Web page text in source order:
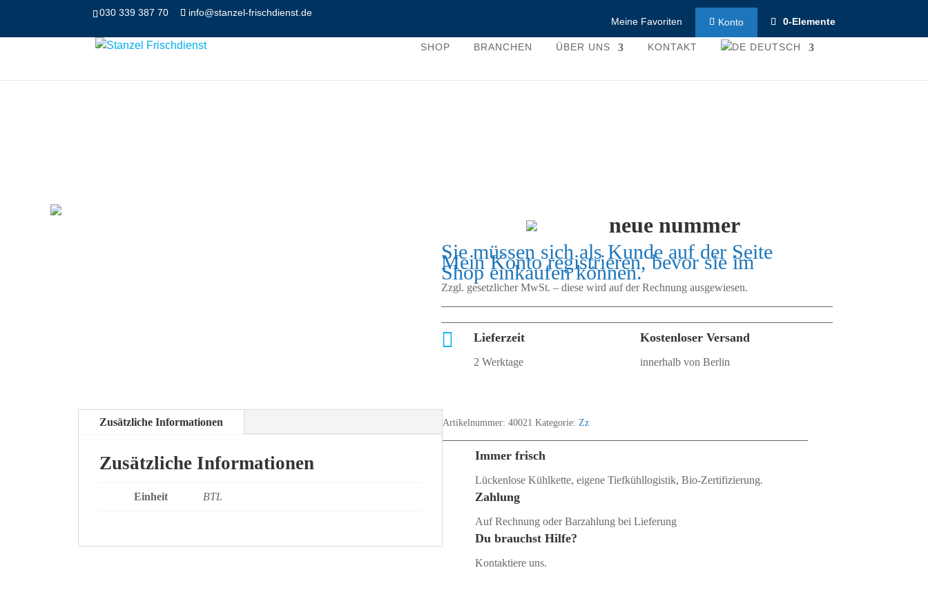
030 339 387 70
info@stanzel-frischdienst.de
Meine Favoriten
Konto 0-Elemente
SHOP BRANCHEN ÜBER UNS KONTAKT DEUTSCH
neue nummer
Sie müssen sich als Kunde auf der Seite
Mein Kontoregistrieren, bevor sie im
Shop einkaufen können.
Zzgl. gesetzlicher MwSt. – diese wird auf der Rechnung ausgewiesen.
 Lieferzeit
2 Werktage
Kostenloser Versand
innerhalb von Berlin
Zusätzliche Informationen
Zusätzliche Informationen
Einheit BTL
Artikelnummer:40021 Kategorie:Zz
Immer frisch
Lückenlose Kühlkette, eigene Tiefkühllogistik, Bio‑Zertifizierung.
Zahlung
Auf Rechnung oder Barzahlung bei Lieferung
Du brauchst Hilfe?
Kontaktiere uns.